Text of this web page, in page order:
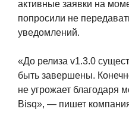
активные заявки на
попросили не
уведомлений.
«До релиза v1.3.0
быть завершены.
не угрожает благодаря
Bisq», — пишет